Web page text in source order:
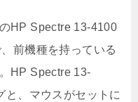
HP Spectre 13-4100
前機種を持っている
HP Spectre 13-
、マウスがセットに